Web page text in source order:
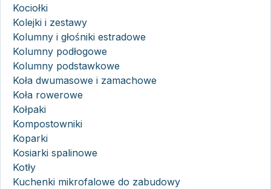
Kociołki
Kolejki i zestawy
Kolumny i głośniki estradowe
Kolumny podłogowe
Kolumny podstawkowe
Koła dwumasowe i zamachowe
Koła rowerowe
Kołpaki
Kompostowniki
Koparki
Kosiarki spalinowe
Kotły
Kuchenki mikrofalowe do zabudowy